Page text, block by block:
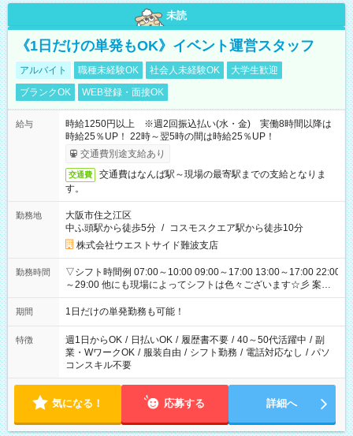
未読
《1日だけの単発もOK》イベント運営スタッフ
アルバイト 職種未経験OK 社会人未経験OK
大学生歓迎
ブランクOK
WEB登録・面接OK
給与
時給1250円以上 ※週2回振込払い(水・金) 実働8時間以降は
時給25％UP！ 22時～翌5時の間は時給25％UP！
交通費別途支給あり
交通費
交通費はなんば駅～現場の最寄駅までの支給となりま
す。
勤務地
大阪市住之江区
中ふ頭駅から徒歩5分 / コスモスクエア駅から徒歩10分
株式会社ウエストサイド難波支店
勤務時間
▽シフト時間例 07:00～10:00 09:00～17:00 13:00～17:00 22:00
～29:00 他にも現場によってシフトは色々ございます☆彡 案件
次第では午前中で終わるお仕事も...！
期間 1日だけの単発勤務も可能！
特徴 週1日からOK / 日払いOK / 履歴書不要 / 40～50代活躍中 / 副
業・WワークOK / 服装自由 / シフト勤務 / 電話対応なし / パソ
コンスキル不要
気になる！ 応募する 詳細へ